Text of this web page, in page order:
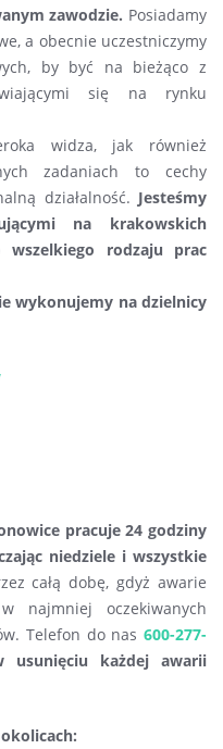
zawodzie. Posiadamy
a obecnie uczestniczymy
by być na bieżąco z
się na rynku
widza, jak również
zadaniach to cechy
działalność. Jesteśmy
na krakowskich
wszelkiego rodzaju prac
wykonujemy na dzielnicy
pracuje 24 godziny
niedziele i wszystkie
całą dobę, gdyż awarie
najmniej oczekiwanych
Telefon do nas 600-277-
usunięciu każdej awarii